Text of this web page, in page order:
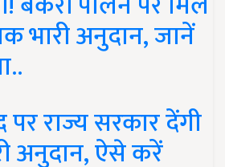
भारी अनुदान, जानें
पर राज्य सरकार देंगी
अनुदान, ऐसे करें